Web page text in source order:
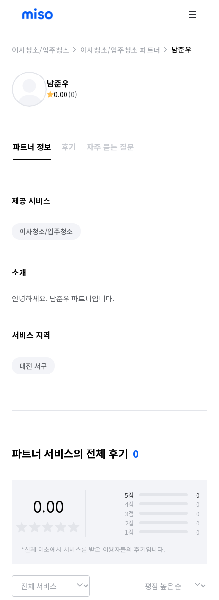
이사청소/입주청소 이사청소/입주청소 파트너 남준우
남준우
0.00 (0)
파트너 정보 후기 자주 묻는 질문
제공 서비스
이사청소/입주청소
소개
안녕하세요. 남준우 파트너입니다.
서비스 지역
대전 서구
파트너 서비스의 전체 후기 0
0.00 5점
0
4점
0
3점
0
2점
0
1점
0
*실제 미소에서 서비스를 받은 이용자들의 후기입니다.